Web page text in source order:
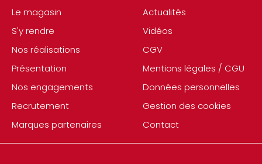
Le magasin
S'y rendre
Nos réalisations
Présentation
Nos engagements
Recrutement
Marques partenaires
Actualités
Vidéos
CGV
Mentions légales / CGU
Données personnelles
Gestion des cookies
Contact